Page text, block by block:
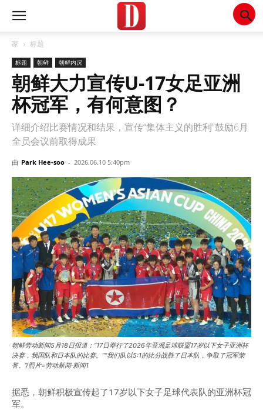
家 标题
标题 朝鲜 朝鲜内况
朝鲜大力宣传U-17女足亚洲
杯冠军，有何意图？
详细介绍比赛情况和结果，宣传“集体主义的胜利”鼓励6月
全员会议前取得成果
由 Park Hee-soo - 2026.06.10 5:40pm
朝鲜劳动新闻5月18日报道：“17日举行了2026年亚洲足球联盟17岁以下女子亚洲杯
决赛，我国队和日本队的比赛。”“我们队以5:1的比分战胜了日本队，争取了冠军荣
誉。”/照片=劳动新闻·新闻1
据悉，朝鲜积极宣传起了17岁以下女子足球代表队的亚洲杯冠
军。